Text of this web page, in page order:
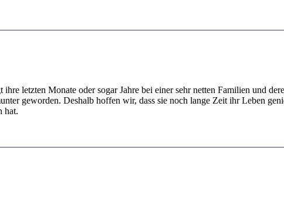
letzten Monate oder sogar Jahre bei einer sehr netten Familien und
geworden. Deshalb hoffen wir, dass sie noch lange Zeit ihr Leben
hat.